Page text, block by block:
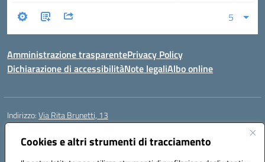
Cookies e altri strumenti di tracciamento
Amministrazione trasparentePrivacy Policy
Dichiarazione di accessibilitàNote legaliAlbo online
Indirizzo:Via Rita Brunetti, 13
Centralino:
Posta elettronica certificata (PEC):rmic8cw00p@pec.istruzione.it